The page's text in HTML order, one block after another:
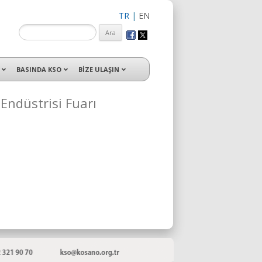
TR | EN
ile hizmet vermektedir.
BASINDA KSO BİZE ULAŞIN
Fuarı